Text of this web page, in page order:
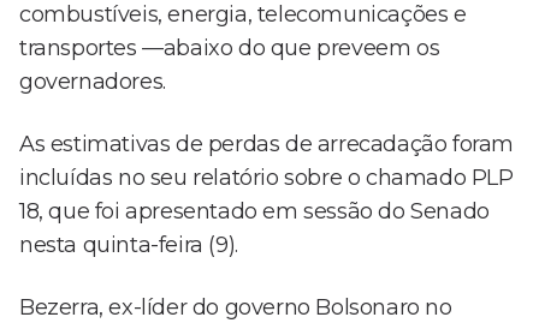
combustíveis, energia, telecomunicações e
transportes —abaixo do que preveem os
governadores.
As estimativas de perdas de arrecadação foram
incluídas no seu relatório sobre o chamado PLP
18, que foi apresentado em sessão do Senado
nesta quinta-feira (9).
Bezerra, ex-líder do governo Bolsonaro no